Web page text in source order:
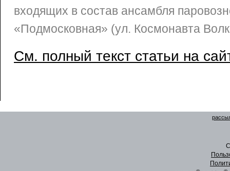
входящих в состав ансамбля
«Подмосковная» (ул. Космонавта
См. полный текст статьи на